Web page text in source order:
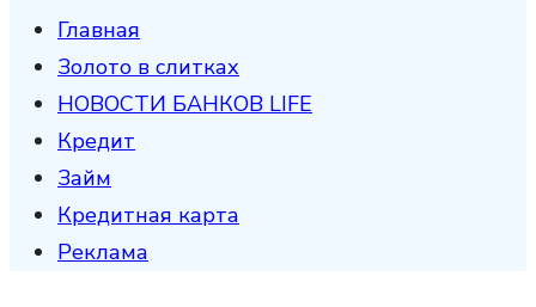
Главная
Золото в слитках
НОВОСТИ БАНКОВ LIFE
Кредит
Займ
Кредитная карта
Реклама